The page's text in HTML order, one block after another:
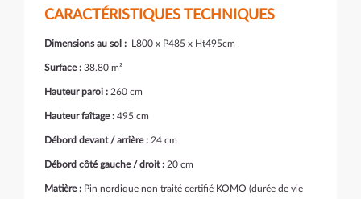
CARACTÉRISTIQUES TECHNIQUES
Dimensions au sol : L800 x P485 x Ht495cm
Surface : 38.80 m²
Hauteur paroi : 260 cm
Hauteur faîtage : 495 cm
Débord devant /arrière : 24 cm
Débord côté gauche / droit : 20 cm
Matière : Pin nordique non traité certifié KOMO (durée de vie